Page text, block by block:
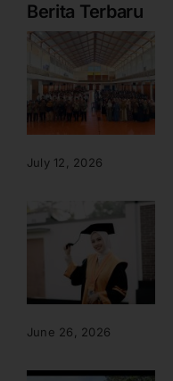
Berita Terbaru
July 12, 2026
June 26, 2026